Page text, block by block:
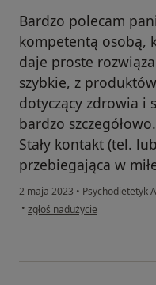
Bardzo polecam
kompetentą osobą,
daje proste
szybkie, z
dotyczący zdrowia i
bardzo szczegółowo.
Stały kontakt (tel.
przebiegająca w
2 maja 2023 • Psychodietetyk
• w opinii użytkownika Darek
zgłoś nadużycie